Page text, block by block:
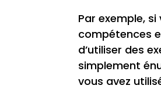
Par exemple,
compétences
d’utiliser des
simplement
vous avez